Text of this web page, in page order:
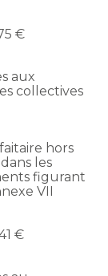
€
aux
collectives
hors
les
figurant
VII
€